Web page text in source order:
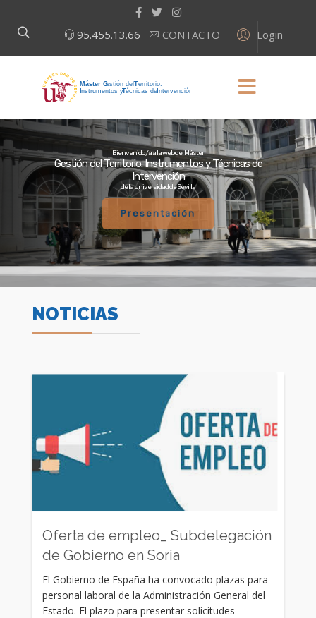
95.455.13.66 CONTACTO Login
Bienvenido/a a la web del Máster
Gestión del Territorio. Instrumentos y Técnicas de
Intervención
de la Universidad de Sevilla
Presentación
NOTICIAS
Oferta de empleo_ Subdelegación
de Gobierno en Soria
El Gobierno de España ha convocado plazas para
personal laboral de la Administración General del
Estado. El plazo para presentar solicitudes